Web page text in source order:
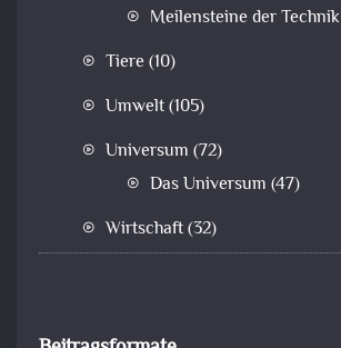
Meilensteine der Technik
Tiere (10)
Umwelt(105)
Universum (72)
Das Universum (47)
Wirtschaft(32)